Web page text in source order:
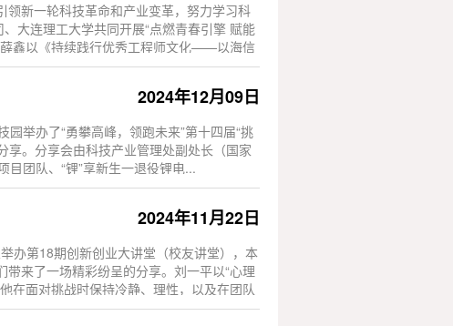
新一轮科技革命和产业变革，努力学习科
大连理工大学共同开展“点燃青春引擎 赋能
鑫以《持续践行优秀工程师文化——以海信
2024年12月09日
举办了“勇攀高峰，领跑未来”第十四届“挑
享。分享会由科技产业管理处副处长（国家
目团队、“锂”享新生一退役锂电...
2024年11月22日
办第18期创新创业大讲堂（校友讲堂），本
来了一场精彩纷呈的分享。刘一平以“心理
在面对挑战时保持冷静、理性，以及在团队